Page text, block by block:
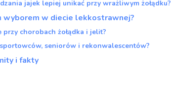
jajek lepiej unikać przy wrażliwym żołądku?
wyborem w diecie lekkostrawnej?
chorobach żołądka i jelit?
seniorów i rekonwalescentów?
i fakty